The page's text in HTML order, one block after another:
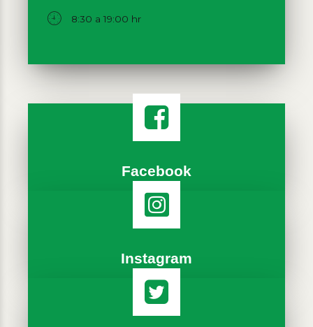
8:30 a 19:00 hr
Facebook
Instagram